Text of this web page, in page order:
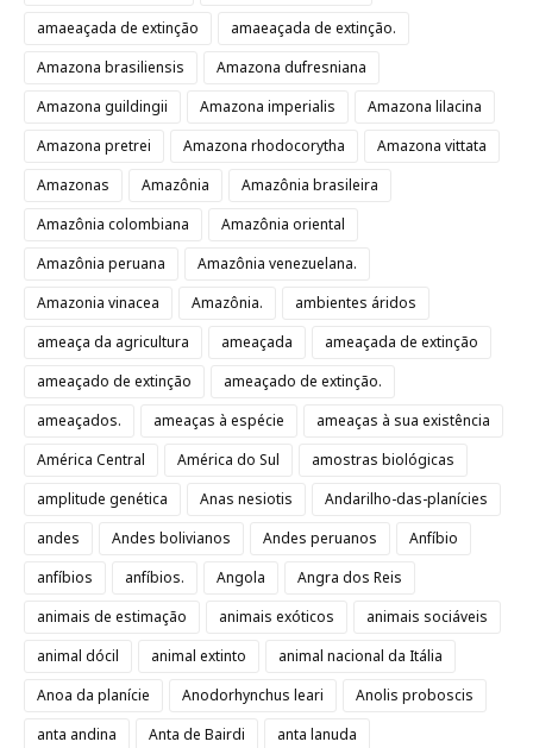
amaeaçada de extinção
amaeaçada de extinção.
Amazona brasiliensis
Amazona dufresniana
Amazona guildingii
Amazona imperialis
Amazona lilacina
Amazona pretrei
Amazona rhodocorytha
Amazona vittata
Amazonas
Amazônia
Amazônia brasileira
Amazônia colombiana
Amazônia oriental
Amazônia peruana
Amazônia venezuelana.
Amazonia vinacea
Amazônia.
ambientes áridos
ameaça da agricultura
ameaçada
ameaçada de extinção
ameaçado de extinção
ameaçado de extinção.
ameaçados.
ameaças à espécie
ameaças à sua existência
América Central
América do Sul
amostras biológicas
amplitude genética
Anas nesiotis
Andarilho-das-planícies
andes
Andes bolivianos Andes peruanos
Anfíbio
anfíbios
anfíbios. Angola
Angra dos Reis
animais de estimação
animais exóticos
animais sociáveis
animal dócil
animal extinto
animal nacional da Itália
Anoa da planície
Anodorhynchus leari
Anolis proboscis
anta andina
Anta de Bairdi
anta lanuda